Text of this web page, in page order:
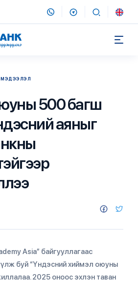
500 багш
аяныг
Asia” байгууллагаас
буй “Үндэсний хиймэл оюуны
2025 оноос эхлэн таван